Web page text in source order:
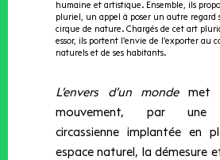
humaine et artistique. Ensemble, ils
pluriel, un appel à poser un autre regard
cirque de nature. Chargés de cet art
essor, ils portent l’envie de l’exporter au
naturels et de ses habitants.
L’envers d’un mondemet
mouvement, par une
circassienne implantée en
espace naturel, la démesure